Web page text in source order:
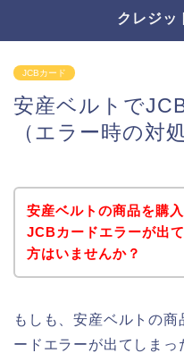
クレジッ
JCBカード
安産ベルトで
（エラー時の対
安産ベルトの商品を購入
JCBカードエラーが出
方はいませんか？
もしも、安産ベルトの
ードエラーが出てしま